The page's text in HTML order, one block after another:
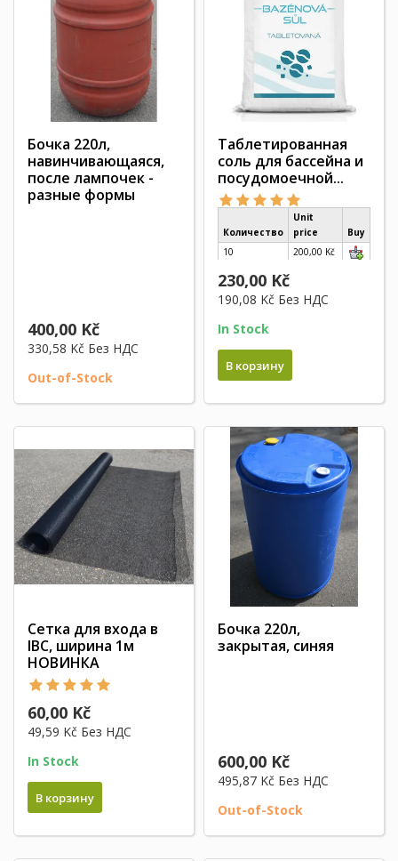
Бочка 220л,
навинчивающаяся,
после лампочек -
разные формы
400,00 Kč
330,58 Kč Без НДС
Out-of-Stock
Таблетированная
соль для бассейна и
посудомоечной...
Количество
Unit
price
Buy
10
200,00 Kč
230,00 Kč
190,08 Kč Без НДС
In Stock
В корзину
Сетка для входа в
IBC, ширина 1м
НОВИНКА
60,00 Kč
49,59 Kč Без НДС
In Stock
В корзину
Бочка 220л,
закрытая, синяя
600,00 Kč
495,87 Kč Без НДС
Out-of-Stock